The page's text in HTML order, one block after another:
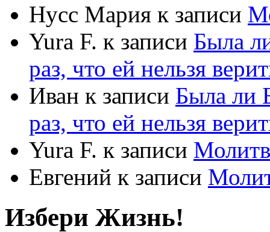
Нусс Мария к записи
Yura F. к записи Была
раз, что ей нельзя
Иван к записи Была ли
раз, что ей нельзя
Yura F. к записи
Евгений к записи
Избери Жизнь!